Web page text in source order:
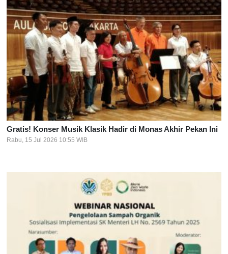
Gratis! Konser Musik Klasik Hadir di Monas Akhir Pekan Ini
Rabu, 15 Jul 2026 10:55 WIB